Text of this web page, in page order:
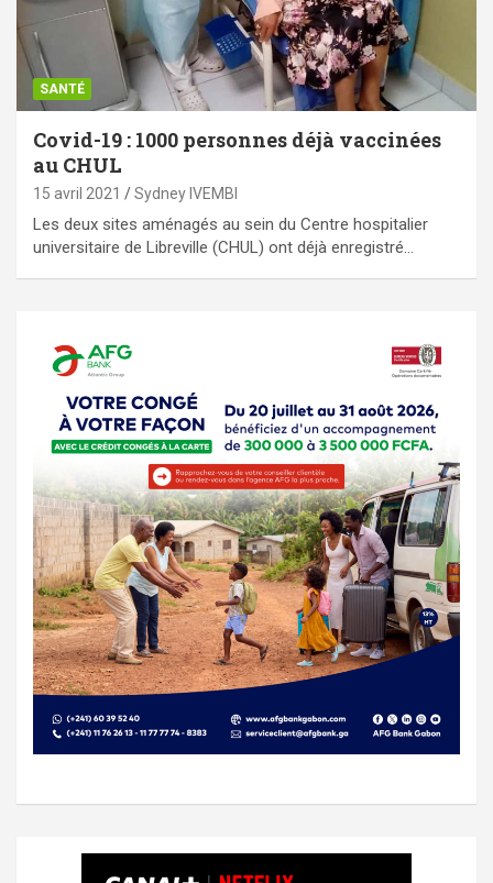
SANTÉ
Covid-19 : 1000 personnes déjà vaccinées
au CHUL
15 avril 2021 Sydney IVEMBI
Les deux sites aménagés au sein du Centre hospitalier
universitaire de Libreville (CHUL) ont déjà enregistré…